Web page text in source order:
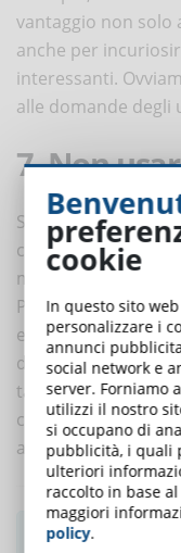
vantaggio non solo
anche per
interessanti.
alle domande degli
7. Non
Se le proposte di
cercare di attirare
marketing (quipuoi
Puoi usare
esperti riconosciuti
devono essere
target. Un’altra
considerazione è
attirare i primi
Ti è piaciuto
cookie
In questo sito
personalizzare i
annunci
social network e
server. Forniamo
utilizzi il nostro
si occupano di
pubblicità, i quali
ulteriori
raccolto in base
maggiori
policy.